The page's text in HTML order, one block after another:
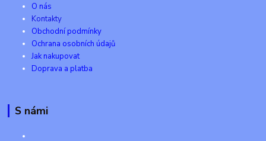
O nás
Kontakty
Obchodní podmínky
Ochrana osobních údajů
Jak nakupovat
Doprava a platba
S námi